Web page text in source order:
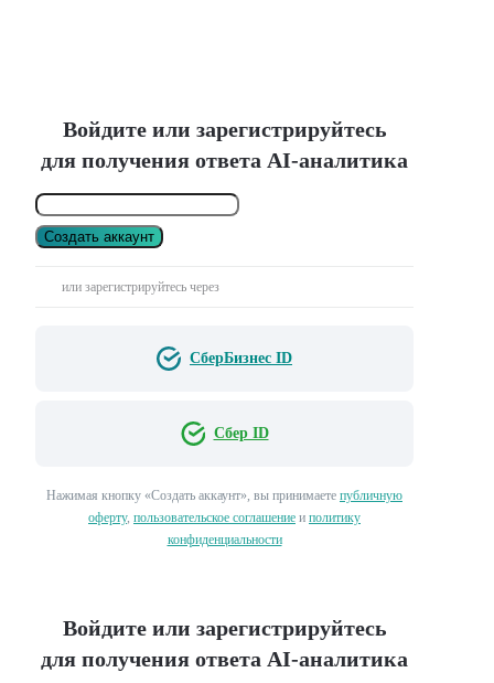
Войдите или зарегистрируйтесь
для получения ответа AI-аналитика
Создать аккаунт
или зарегистрируйтесь через
СберБизнес ID
Сбер ID
Нажимая кнопку «Создать аккаунт», вы принимаете публичную
оферту, пользовательское соглашение и политику
конфиденциальности
Войдите или зарегистрируйтесь
для получения ответа AI-аналитика